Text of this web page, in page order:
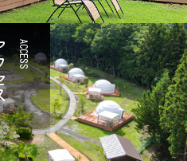
ACCESS